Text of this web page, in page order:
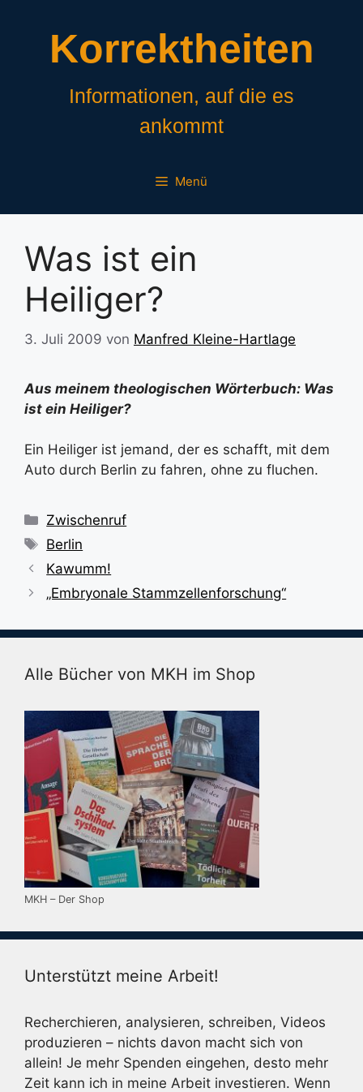
Korrektheiten
Informationen, auf die es
ankommt
Menü
Was ist ein
Heiliger?
3. Juli 2009 von Manfred Kleine-Hartlage
Aus meinem theologischen Wörterbuch: Was
ist ein Heiliger?
Ein Heiliger ist jemand, der es schafft, mit dem
Auto durch Berlin zu fahren, ohne zu fluchen.
Kategorien
Zwischenruf
Schlagwörter
Berlin
Kawumm!
„Embryonale Stammzellenforschung“
Alle Bücher von MKH im Shop
MKH – Der Shop
Unterstützt meine Arbeit!
Recherchieren, analysieren, schreiben, Videos
produzieren – nichts davon macht sich von
allein! Je mehr Spenden eingehen, desto mehr
Zeit kann ich in meine Arbeit investieren. Wenn